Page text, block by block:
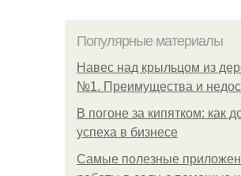
Популярные материалы
Навес над крыльцом из
№1. Преимущества и
В погоне за кипятком: как
успеха в бизнесе
Самые полезные